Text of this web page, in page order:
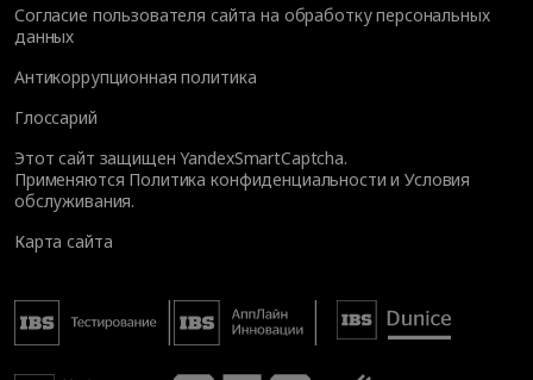
Согласие пользователя сайта на обработку персональных
данных
Антикоррупционная политика
Глоссарий
Этот сайт защищен YandexSmartCaptcha.
Применяются Политика конфиденциальности иУсловия
обслуживания.
Карта сайта